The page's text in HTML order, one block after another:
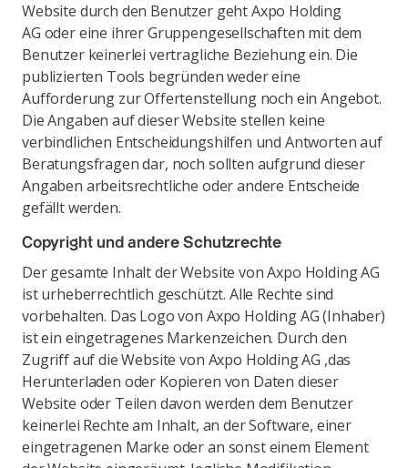
Website durch den Benutzer geht Axpo Holding
AG oder eine ihrer Gruppengesellschaften mit dem
Benutzer keinerlei vertragliche Beziehung ein. Die
publizierten Tools begründen weder eine
Aufforderung zur Offertenstellung noch ein Angebot.
Die Angaben auf dieser Website stellen keine
verbindlichen Entscheidungshilfen und Antworten auf
Beratungsfragen dar, noch sollten aufgrund dieser
Angaben arbeitsrechtliche oder andere Entscheide
gefällt werden.
Copyright und andere Schutzrechte
Der gesamte Inhalt der Website von Axpo Holding AG
ist urheberrechtlich geschützt. Alle Rechte sind
vorbehalten. Das Logo von Axpo Holding AG (Inhaber)
ist ein eingetragenes Markenzeichen. Durch den
Zugriff auf die Website von Axpo Holding AG ,das
Herunterladen oder Kopieren von Daten dieser
Website oder Teilen davon werden dem Benutzer
keinerlei Rechte am Inhalt, an der Software, einer
eingetragenen Marke oder an sonst einem Element